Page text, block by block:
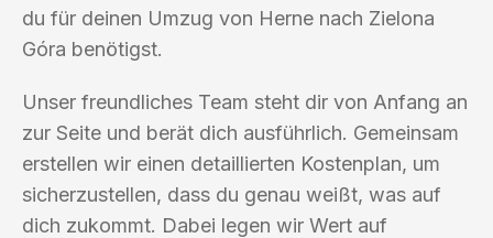
du für deinen Umzug von Herne nach Zielona
Góra benötigst.
Unser freundliches Team steht dir von Anfang an
zur Seite und berät dich ausführlich. Gemeinsam
erstellen wir einen detaillierten Kostenplan, um
sicherzustellen, dass du genau weißt, was auf
dich zukommt. Dabei legen wir Wert auf